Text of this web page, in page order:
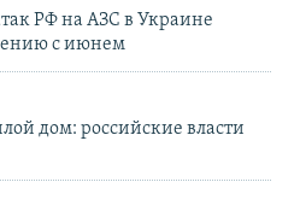
РФ на АЗС в Украине
с июнем
дом: российские власти